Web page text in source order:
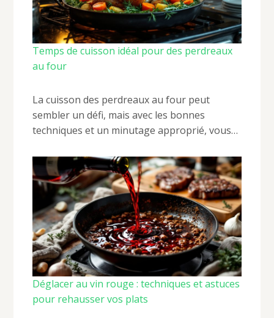
Temps de cuisson idéal pour des perdreaux
au four
La cuisson des perdreaux au four peut
sembler un défi, mais avec les bonnes
techniques et un minutage approprié, vous…
Déglacer au vin rouge : techniques et astuces
pour rehausser vos plats